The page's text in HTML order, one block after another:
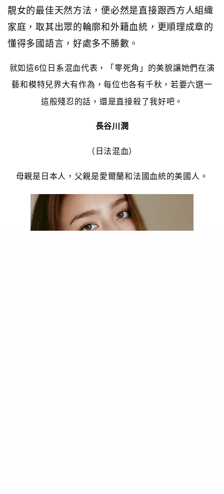
靚女的最佳天然方法，便必然是直接跟西方人組織
家庭，取其出眾的輪廓和外籍血統，更順理成章的
懂得多國語言，好處多不勝數。
就如這6位日系混血代表，「零死角」的美貌讓她們在演
藝和模特兒界大有作為，每位也各有千秋，若要六選一
這般殘忍的話，還是直接殺了我好吧。
長谷川潤
（日法混血）
母親是日本人，父親是愛爾蘭和法國血統的美國人。